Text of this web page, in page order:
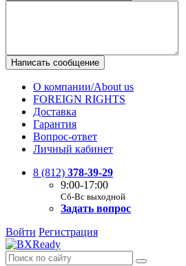
Написать сообщение
О компании/About us
FOREIGN RIGHTS
Доставка
Гарантия
Вопрос-ответ
Личный кабинет
8 (812) 378-39-29
9:00-17:00
Сб-Вс выходной
Задать вопрос
Войти Регистрация